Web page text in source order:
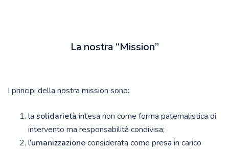
La nostra “Mission”
I principi della nostra mission sono:
la solidarietà intesa non come forma paternalistica di
intervento ma responsabilità condivisa;
l’umanizzazioneconsiderata come presa in carico